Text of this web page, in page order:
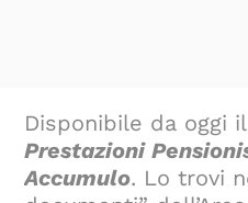
Disponibile da oggi
Prestazioni
Accumulo. Lo trovi